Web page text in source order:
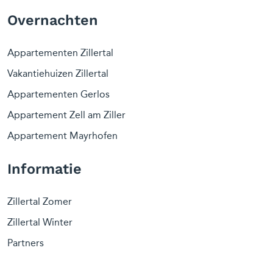
Overnachten
Appartementen Zillertal
Vakantiehuizen Zillertal
Appartementen Gerlos
Appartement Zell am Ziller
Appartement Mayrhofen
Informatie
Zillertal Zomer
Zillertal Winter
Partners